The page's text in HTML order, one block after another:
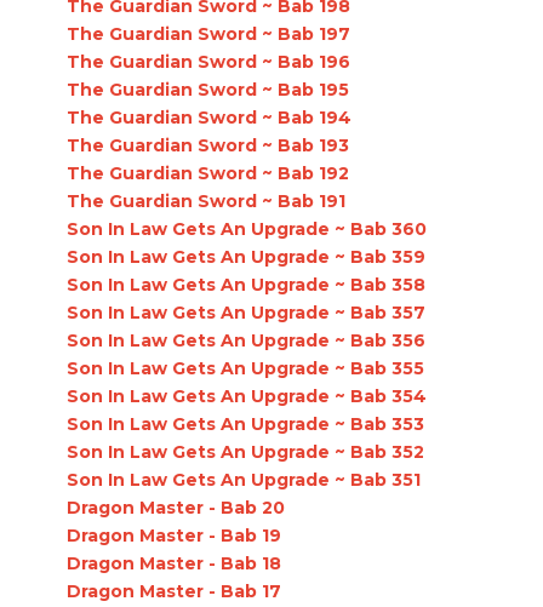
The Guardian Sword ~ Bab 198
The Guardian Sword ~ Bab 197
The Guardian Sword ~ Bab 196
The Guardian Sword ~ Bab 195
The Guardian Sword ~ Bab 194
The Guardian Sword ~ Bab 193
The Guardian Sword ~ Bab 192
The Guardian Sword ~ Bab 191
Son In Law Gets An Upgrade ~ Bab 360
Son In Law Gets An Upgrade ~ Bab 359
Son In Law Gets An Upgrade ~ Bab 358
Son In Law Gets An Upgrade ~ Bab 357
Son In Law Gets An Upgrade ~ Bab 356
Son In Law Gets An Upgrade ~ Bab 355
Son In Law Gets An Upgrade ~ Bab 354
Son In Law Gets An Upgrade ~ Bab 353
Son In Law Gets An Upgrade ~ Bab 352
Son In Law Gets An Upgrade ~ Bab 351
Dragon Master - Bab 20
Dragon Master - Bab 19
Dragon Master - Bab 18
Dragon Master - Bab 17